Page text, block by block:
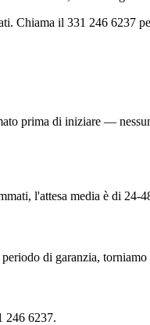
Chiama il 331 246 6237
prima di iniziare —
l'attesa media è di
di garanzia,
246 6237.